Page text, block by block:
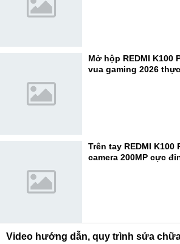
Mở hộp REDMI K100
vua gaming 2026
Trên tay REDMI K100
camera 200MP cực
Video hướng dẫn, quy trình sửa